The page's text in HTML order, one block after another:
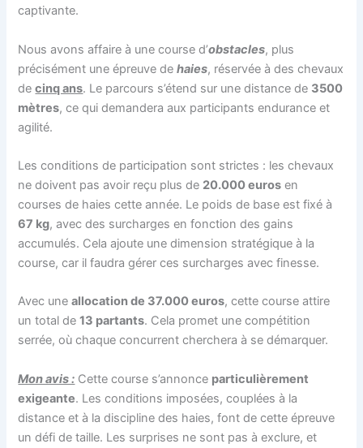
captivante.
Nous avons affaire à une course d’obstacles, plus
précisément une épreuve dehaies, réservée à des chevaux
decinq ans. Le parcours s’étend sur une distance de 3500
mètres, ce qui demandera aux participants endurance et
agilité.
Les conditions de participation sont strictes : les chevaux
ne doivent pas avoir reçu plus de 20.000 euros en
courses de haies cette année. Le poids de base est fixé à
67 kg, avec des surcharges en fonction des gains
accumulés. Cela ajoute une dimension stratégique à la
course, car il faudra gérer ces surcharges avec finesse.
Avec uneallocation de 37.000 euros, cette course attire
un total de13 partants. Cela promet une compétition
serrée, où chaque concurrent cherchera à se démarquer.
Mon avis : Cette course s’annonce particulièrement
exigeante. Les conditions imposées, couplées à la
distance et à la discipline des haies, font de cette épreuve
un défi de taille. Les surprises ne sont pas à exclure, et